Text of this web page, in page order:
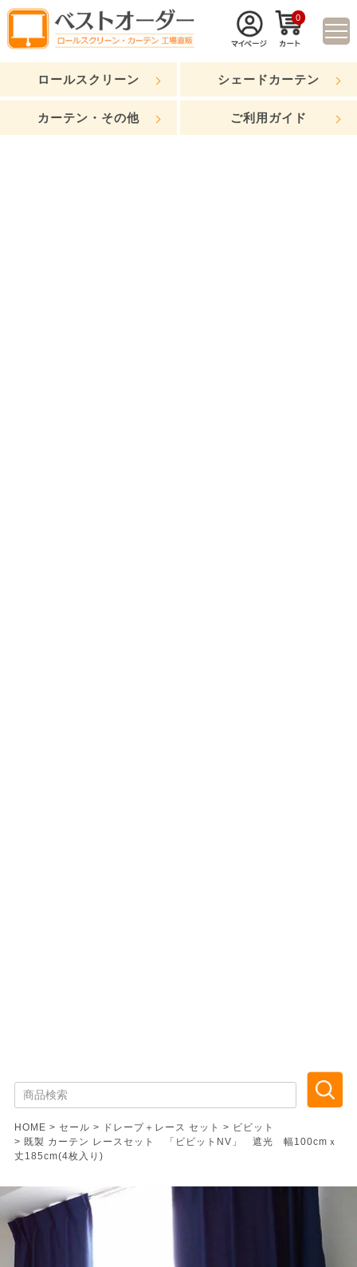
0
ロールスクリーン シェードカーテン
カーテン・その他 ご利用ガイド
HOME セール ドレープ＋レース セット
ビビット
既製 カーテン レースセット 「ビビットNV」 遮光 幅100cmｘ
丈185cm(4枚入り)